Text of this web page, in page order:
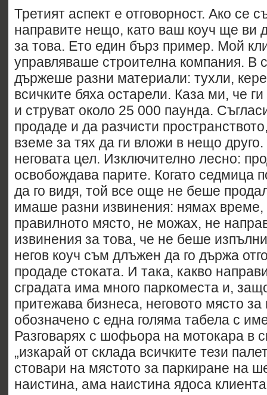
Третият аспект е отговорност. Ако се
направите нещо, като ваш коуч ще ви
за това. Ето един бърз пример. Мой
управляваше строителна компания. В
държеше разни материали: тухли,
всичките бяха остарели. Каза ми, че
и струват около 25 000 паунда.
продаде и да разчисти
вземе за тях да ги вложи в нещо
неговата цел. Изключително лесно:
освобождава парите. Когато седмица
да го видя, той все още не беше
имаше разни извинения: нямах време,
правилното място, не можах, не
извинения за това, че не беше
негов коуч съм длъжен да го държа
продаде стоката. И така, какво
сградата има много паркоместа и,
притежава бизнеса, неговото място
обозначено с една голяма табела с
Разговарях с шофьора на мотокара в
„изкарай от склада всичките тези
стовари на мястото за паркиране на
наистина, ама наистина ядоса